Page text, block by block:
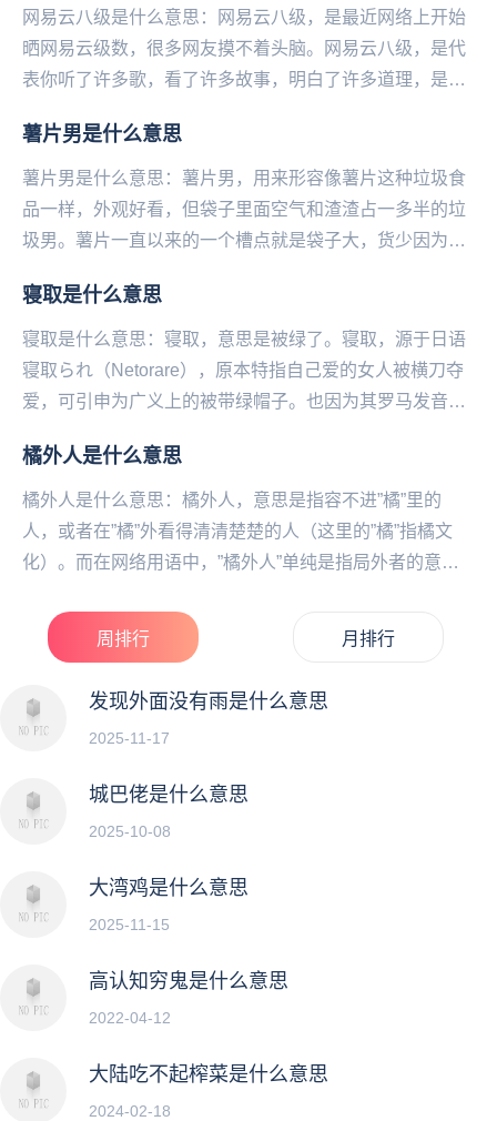
网易云八级是什么意思：网易云八级，是最近网络上开始
晒网易云级数，很多网友摸不着头脑。网易云八级，是代
表你听了许多歌，看了许多故事，明白了许多道理，是个
了，...
薯片男是什么意思
薯片男是什么意思：薯片男，用来形容像薯片这种垃圾食
品一样，外观好看，但袋子里面空气和渣渣占一多半的垃
圾男。薯片一直以来的一个槽点就是袋子大，货少因为好
换...
寝取是什么意思
寝取是什么意思：寝取，意思是被绿了。寝取，源于日语
寝取られ（Netorare），原本特指自己爱的女人被横刀夺
爱，可引申为广义上的被带绿帽子。也因为其罗马发音，
橘外人是什么意思
橘外人是什么意思：橘外人，意思是指容‌不进”橘”里的
人，或者在”橘”外看得清清楚楚的人（这里的”橘”指橘文
化）。而在网络用语中，”橘外人”单纯是指局外者的意
周排行 月排行
发现外面没有雨是什么意思
2025-11-17
城巴佬是什么意思
2025-10-08
大湾鸡是什么意思
2025-11-15
高认知穷鬼是什么意思
2022-04-12
大陆吃不起榨菜是什么意思
2024-02-18